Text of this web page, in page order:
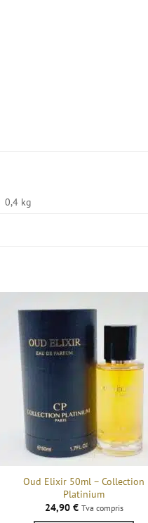
0,4 kg
Oud Elixir 50ml – Collection
Platinium
24,90 € Tva compris